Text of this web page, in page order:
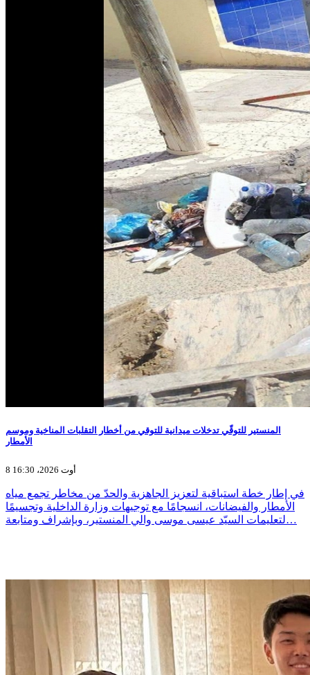
المنستير للتوقّي تدخلات ميدانية للتوقي من أخطار التقلبات المناخية وموسم
الأمطار
8 أوت 2026، 16:30
في إطار خطة استباقية لتعزيز الجاهزية والحدّ من مخاطر تجمع مياه
الأمطار والفيضانات، انسجامًا مع توجيهات وزارة الداخلية وتجسيمًا
لتعليمات السيّد عيسى موسى والي المنستير، وبإشراف ومتابعة…